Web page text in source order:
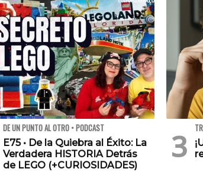
DE UN PUNTO AL OTRO • PODCAST
E75 • De la Quiebra al Éxito: La
Verdadera HISTORIA Detrás
de LEGO (+CURIOSIDADES)